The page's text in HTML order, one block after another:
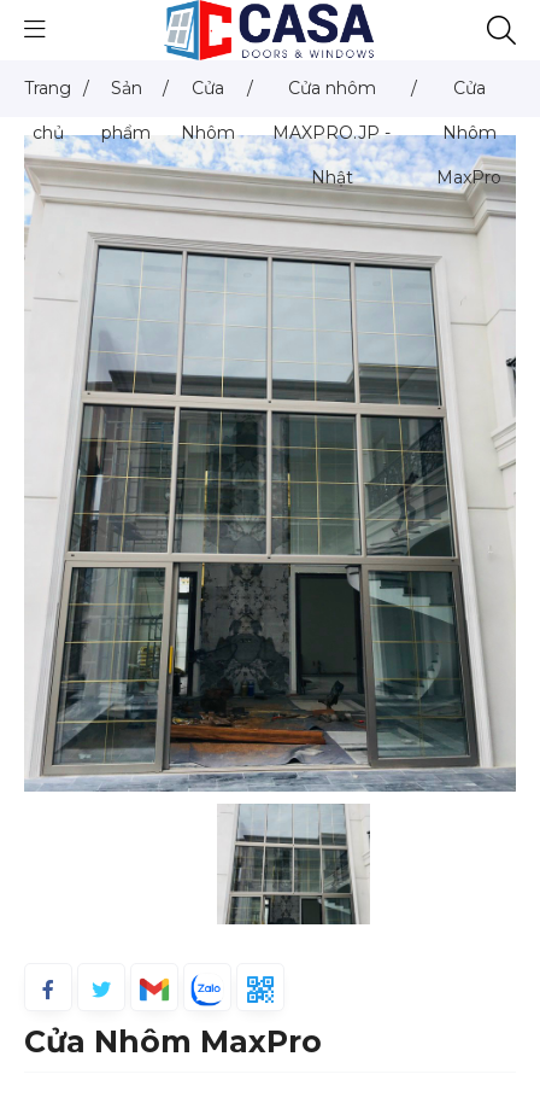
Trang
chủ
/ Sản
phẩm
/ Cửa
Nhôm
/ Cửa nhôm
MAXPRO.JP -
Nhật
/ Cửa
Nhôm
MaxPro
Cửa Nhôm MaxPro